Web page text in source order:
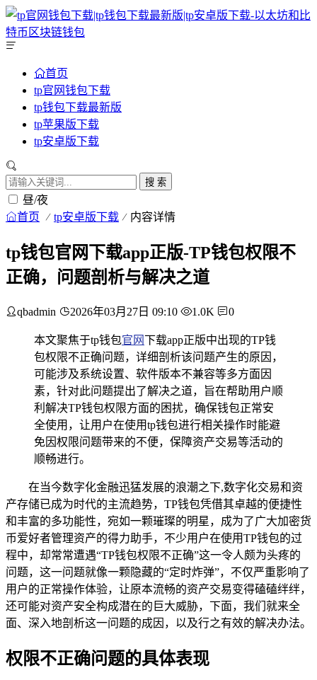
首页
tp官网钱包下载
tp钱包下载最新版
tp苹果版下载
tp安卓版下载
搜 索
昼/夜
首页 tp安卓版下载 内容详情
tp钱包官网下载app正版-TP钱包权限不
正确，问题剖析与解决之道
qbadmin 2026年03月27日 09:10 1.0K 0
本文聚焦于tp钱包官网下载app正版中出现的TP钱
包权限不正确问题，详细剖析该问题产生的原因，
可能涉及系统设置、软件版本不兼容等多方面因
素，针对此问题提出了解决之道，旨在帮助用户顺
利解决TP钱包权限方面的困扰，确保钱包正常安
全使用，让用户在使用tp钱包进行相关操作时能避
免因权限问题带来的不便，保障资产交易等活动的
顺畅进行。
在当今数字化金融迅猛发展的浪潮之下,数字化交易和资
产存储已成为时代的主流趋势，TP钱包凭借其卓越的便捷性
和丰富的多功能性，宛如一颗璀璨的明星，成为了广大加密货
币爱好者管理资产的得力助手，不少用户在使用TP钱包的过
程中，却常常遭遇“TP钱包权限不正确”这一令人颇为头疼的
问题，这一问题就像一颗隐藏的“定时炸弹”，不仅严重影响了
用户的正常操作体验，让原本流畅的资产交易变得磕磕绊绊，
还可能对资产安全构成潜在的巨大威胁，下面，我们就来全
面、深入地剖析这一问题的成因，以及行之有效的解决办法。
权限不正确问题的具体表现